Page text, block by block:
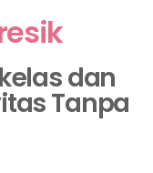
dan
Tanpa